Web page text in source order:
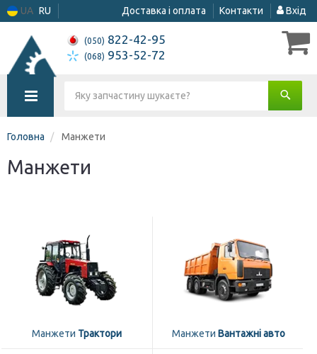
UA RU Доставка і оплата Контакти Вхід
(050) 822-42-95
(068) 953-52-72
Головна Манжети
Манжети
Манжети Трактори Манжети Вантажні авто